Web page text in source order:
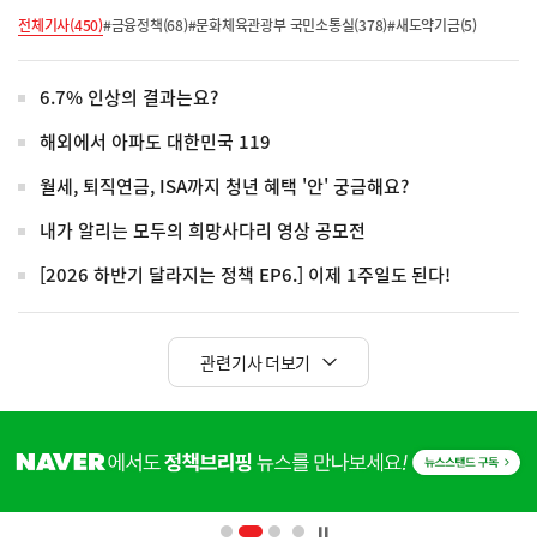
전체기사(450)#금융정책(68)#문화체육관광부 국민소통실(378)#새도약기금(5)
6.7% 인상의 결과는요?
해외에서 아파도 대한민국 119
월세, 퇴직연금, ISA까지 청년 혜택 '안' 궁금해요?
내가 알리는 모두의 희망사다리 영상 공모전
[2026 하반기 달라지는 정책 EP6.] 이제 1주일도 된다!
관련기사 더보기
단
배